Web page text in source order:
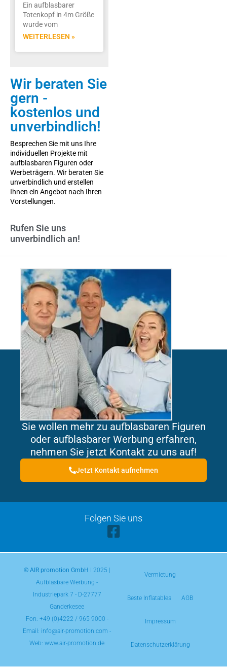
Ein aufblasbarer
Totenkopf in 4m Größe
wurde vom
WEITERLESEN »
Wir beraten Sie
gern -
kostenlos und
unverbindlich!
Besprechen Sie mit uns Ihre
individuellen Projekte mit
aufblasbaren Figuren oder
Werbeträgern. Wir beraten Sie
unverbindlich und erstellen
Ihnen ein Angebot nach Ihren
Vorstellungen.
Rufen Sie uns
unverbindlich an!
Sie wollen mehr zu aufblasbaren Figuren
oder aufblasbarer Werbung erfahren,
nehmen Sie jetzt Kontakt zu uns auf!
Jetzt Kontakt aufnehmen
Folgen Sie uns
© AIR promotion GmbH
l 2025 |
Aufblasbare Werbung -
Industriepark 7 - D-27777
Ganderkesee
Fon: +49 (0)4222 / 965 9000 -
Email: info@air-promotion.com -
Web: www.air-promotion.de
Vermietung
Beste Inflatables AGB
Impressum
Datenschutzerklärung